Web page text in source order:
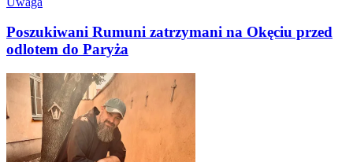
Poszukiwani Rumuni zatrzymani na Okęciu przed
odlotem do Paryża